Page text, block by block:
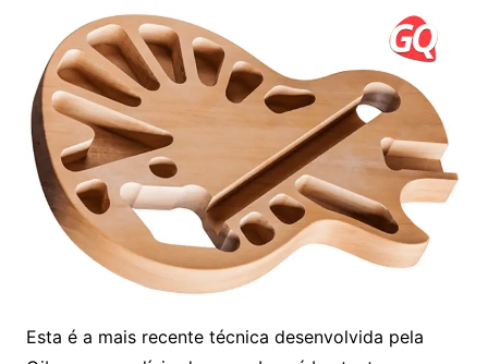
Esta é a mais recente técnica desenvolvida pela